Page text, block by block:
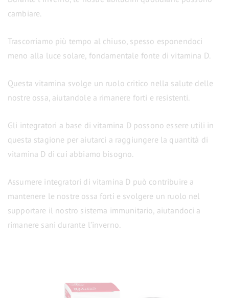
cambiare.
Trascorriamo più tempo al chiuso, spesso esponendoci
meno alla luce solare, fondamentale fonte di vitamina D.
Questa vitamina svolge un ruolo critico nella salute delle
nostre ossa, aiutandole a rimanere forti e resistenti.
Gli integratori a base di vitamina D possono essere utili in
questa stagione per aiutarci a raggiungere la quantità di
vitamina D di cui abbiamo bisogno.
Assumere integratori di vitamina D può contribuire a
mantenere le nostre ossa forti e svolgere un ruolo nel
supportare il nostro sistema immunitario, aiutandoci a
rimanere sani durante l’inverno.